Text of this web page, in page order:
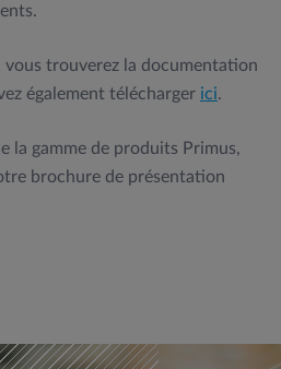
vous trouverez la documentation
également télécharger ici.
la gamme de produits Primus,
brochure de présentation